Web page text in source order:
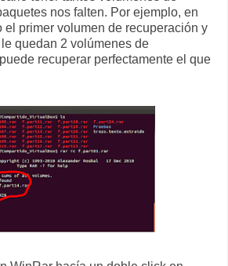
nos falten. Por ejemplo, en
el primer volumen de recuperación y
quedan 2 volúmenes de
recuperar perfectamente el que